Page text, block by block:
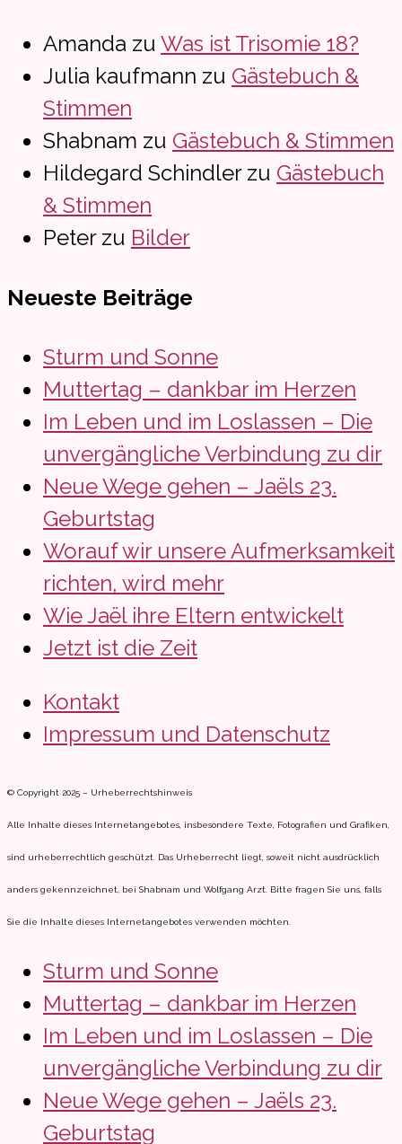
Amanda zu Was ist Trisomie 18?
Julia kaufmann zu Gästebuch &
Stimmen
Shabnam zu Gästebuch & Stimmen
Hildegard Schindlerzu Gästebuch
& Stimmen
Peterzu Bilder
Neueste Beiträge
Sturm und Sonne
Muttertag – dankbar im Herzen
Im Leben und im Loslassen – Die
unvergängliche Verbindung zu dir
Neue Wege gehen – Jaëls 23.
Geburtstag
Worauf wir unsere Aufmerksamkeit
richten, wird mehr
Wie Jaël ihre Eltern entwickelt
Jetzt ist die Zeit
Kontakt
Impressum und Datenschutz
© Copyright 2025 – Urheberrechtshinweis
Alle Inhalte dieses Internetangebotes, insbesondere Texte, Fotografien und Grafiken,
sind urheberrechtlich geschützt. Das Urheberrecht liegt, soweit nicht ausdrücklich
anders gekennzeichnet, bei Shabnam und Wolfgang Arzt. Bitte fragen Sie uns, falls
Sie die Inhalte dieses Internetangebotes verwenden möchten.
Sturm und Sonne
Muttertag – dankbar im Herzen
Im Leben und im Loslassen – Die
unvergängliche Verbindung zu dir
Neue Wege gehen – Jaëls 23.
Geburtstag